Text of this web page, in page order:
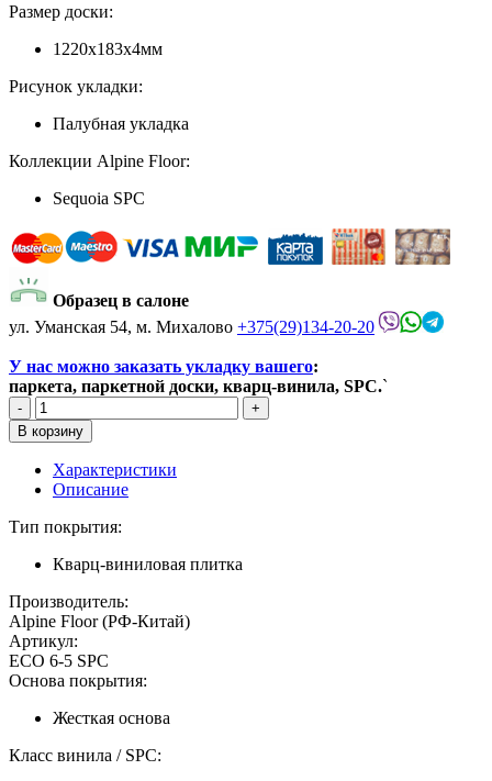
Размер доски:
1220х183x4мм
Рисунок укладки:
Палубная укладка
Коллекции Alpine Floor:
Sequoia SPC
Образец в салоне
ул. Уманская 54, м. Михалово +375(29)134-20-20
У нас можно заказать укладку вашего:
паркета, паркетной доски, кварц-винила, SPC.`
Характеристики
Описание
Тип покрытия:
Кварц-виниловая плитка
Производитель:
Alpine Floor (РФ-Китай)
Артикул:
ECO 6-5 SPC
Основа покрытия:
Жесткая основа
Класс винила / SPC: